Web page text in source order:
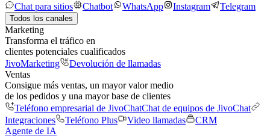
Chat para sitios
Chatbot WhatsApp Instagram Telegram
Todos los canales
Marketing
Transforma el tráfico en
clientes potenciales cualificados
JivoMarketing
Devolución de llamadas
Ventas
Consigue más ventas, un mayor valor medio
de los pedidos y una mayor base de clientes
Teléfono empresarial de JivoChatChat de equipos de JivoChat
Integraciones
Teléfono Plus Video llamadas
CRM
Agente de IA